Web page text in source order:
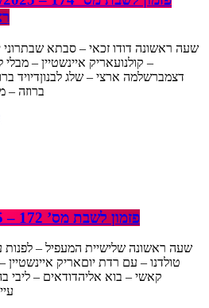
שעה ראשונה דודו זכאי – סבתא שבתרוני
– קולנועאריק איינשטיין –
דצמברשלמה ארצי – שלג לבנוןדיויד
ברוזה –
פזמון לשבת מס’ 172 – 7.3.2025 – יעקב שבתאי
שעה ראשונה שלישיית המעפיל –
טולדנו – עם רדת יוםאריק
קאשי – בוא אליהדודאים – ליבי